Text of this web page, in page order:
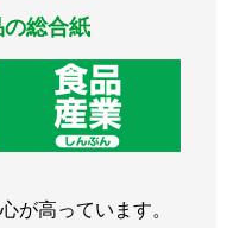
総合紙
が高っています。